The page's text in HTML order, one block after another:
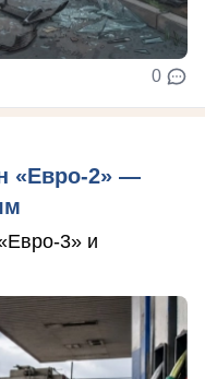
0
«Евро-2» —
3» и